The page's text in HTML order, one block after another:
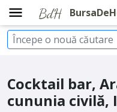
Cocktail bar,
cununia civilă,